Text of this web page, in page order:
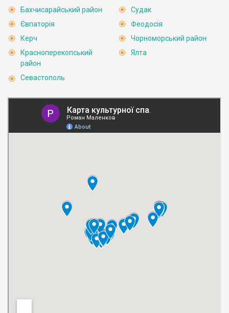
Бахчисарайський район
Євпаторія
Керч
Красноперекопський
район
Севастополь
Судак
Феодосія
Чорноморський район
Ялта